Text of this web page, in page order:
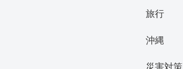
旅行
沖縄
災害対策